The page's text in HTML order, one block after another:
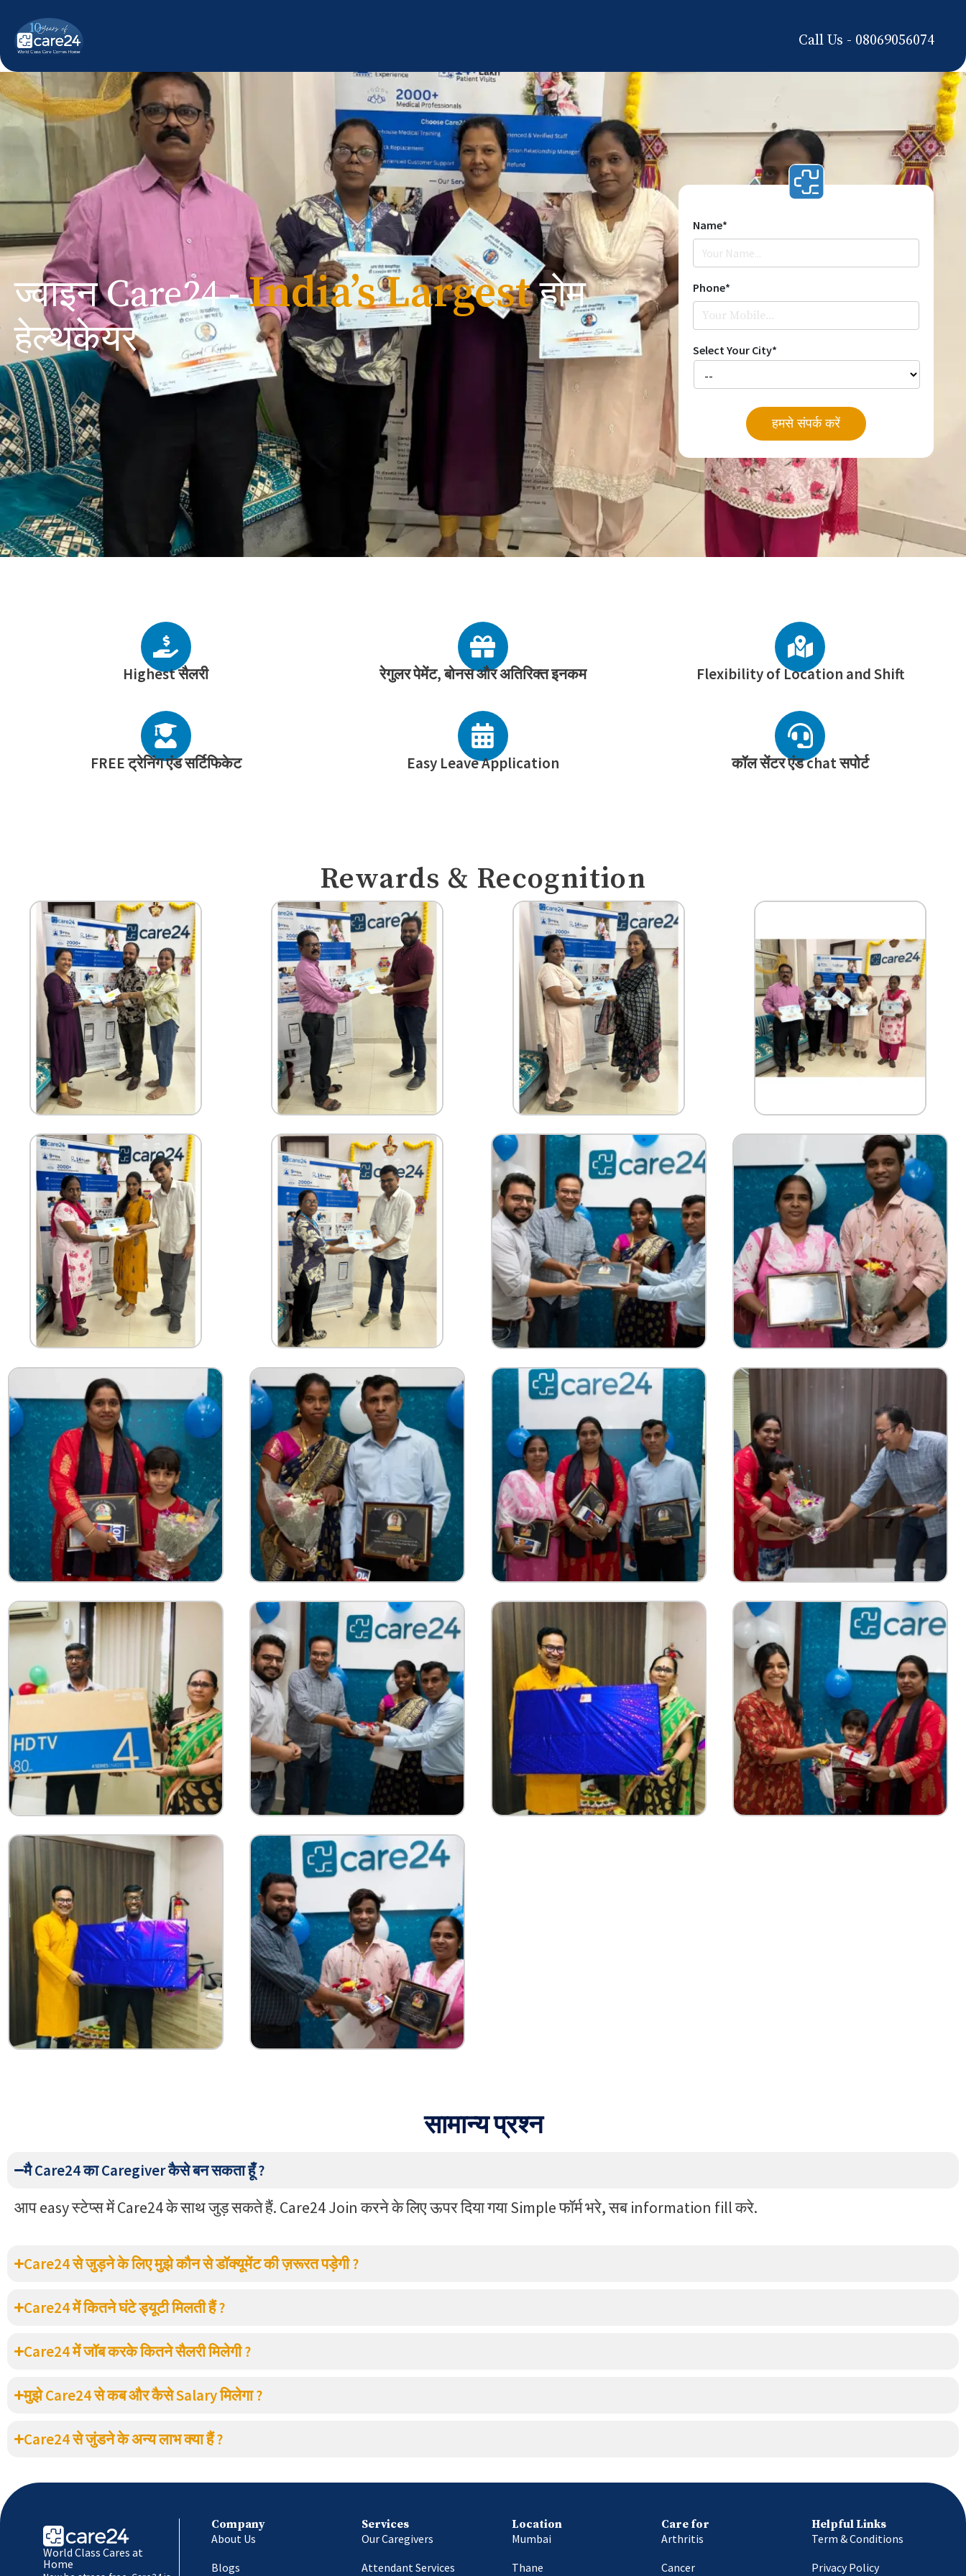
Call Us - 08069056074
ज्वाइन Care24 -India’s Largestहोम
हेल्थकेयर
Name*
Phone*
Select Your City*
Highest सैलरी रेगुलर पेमेंट, बोनस और अतिरिक्त इनकम Flexibility of Location and Shift
FREE ट्रेनिंग एंड सर्टिफिकेट Easy Leave Application कॉल सेंटर एंड chat सपोर्ट
Rewards & Recognition
सामान्य प्रश्न
मै Care24 का Caregiver कैसे बन सकता हूँ ?
आप easy स्टेप्स में Care24 के साथ जुड़ सकते हैं. Care24 Join करने के लिए ऊपर दिया गया Simple फॉर्म भरे, सब information fill करे.
Care24 से जुड़ने के लिए मुझे कौन से डॉक्यूमेंट की ज़रूरत पड़ेगी ?
Care24 में कितने घंटे ड्यूटी मिलती हैं ?
Care24 में जॉब करके कितने सैलरी मिलेगी ?
मुझे Care24 से कब और कैसे Salary मिलेगा ?
Care24 से जुंडने के अन्य लाभ क्या हैं ?
World Class Cares at
Home
Company
About Us
Blogs
Services
Our Caregivers
Attendant Services
Location
Mumbai
Thane
Care for
Arthritis
Cancer
Helpful Links
Term & Conditions
Privacy Policy